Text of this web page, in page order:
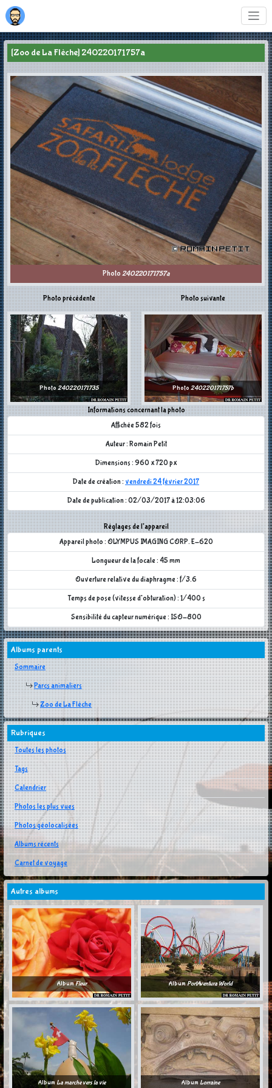
[Zoo de La Flèche] 240220171757a
Photo 240220171757a
Photo précédente
Photo 240220171735
Informations concernant la photo
Affichée 582 fois
Auteur : Romain Petit
Dimensions : 960 x 720 px
Date de création : vendredi 24 février 2017
Date de publication : 02/03/2017 à 12:03:06
Réglages de l'appareil
Appareil photo : OLYMPUS IMAGING CORP. E-620
Longueur de la focale : 45 mm
Ouverture relative du diaphragme : f/3.6
Temps de pose (vitesse d'obturation) : 1/400 s
Sensibilité du capteur numérique : ISO-800
Photo suivante
Photo240220171757b
Albums parents
Sommaire
Parcs animaliers
Zoo de La Flèche
Rubriques
Toutes les photos
Tags
Calendrier
Photos les plus vues
Photos géolocalisées
Albums récents
Carnet de voyage
Autres albums
AlbumFleur AlbumPortAventura World
Album La marche vers la vie Album Lorraine